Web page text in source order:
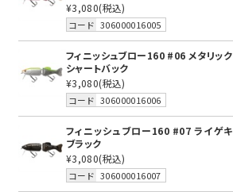
¥3,080(税込)
コード 306000016005
フィニッシュブロー160 #06 メタリック
シャートバック
¥3,080(税込)
コード 306000016006
フィニッシュブロー160 #07 ライゲキ
ブラック
¥3,080(税込)
コード 306000016007